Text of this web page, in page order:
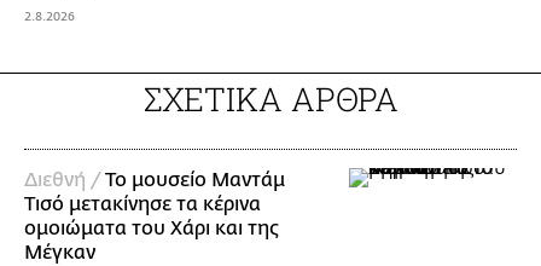
2.8.2026
ΣΧΕΤΙΚΑ ΑΡΘΡΑ
Διεθνή /Το μουσείο Μαντάμ
Τισό μετακίνησε τα κέρινα
ομοιώματα του Χάρι και της
Μέγκαν